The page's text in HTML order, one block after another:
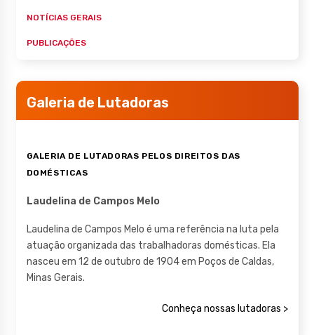
NOTÍCIAS GERAIS
PUBLICAÇÕES
Galeria de Lutadoras
GALERIA DE LUTADORAS PELOS DIREITOS DAS
DOMÉSTICAS
Laudelina de Campos Melo
Laudelina de Campos Melo é uma referência na luta pela
atuação organizada das trabalhadoras domésticas. Ela
nasceu em 12 de outubro de 1904 em Poços de Caldas,
Minas Gerais.
Conheça nossas lutadoras >